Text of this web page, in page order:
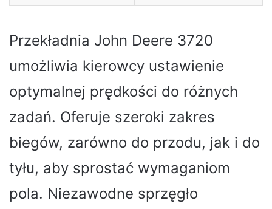
Przekładnia John Deere 3720
umożliwia kierowcy ustawienie
optymalnej prędkości do różnych
zadań. Oferuje szeroki zakres
biegów, zarówno do przodu, jak i do
tyłu, aby sprostać wymaganiom
pola. Niezawodne sprzęgło